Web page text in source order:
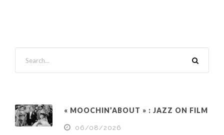
« MOOCHIN’ABOUT » : JAZZ ON FILM
06/08/2026